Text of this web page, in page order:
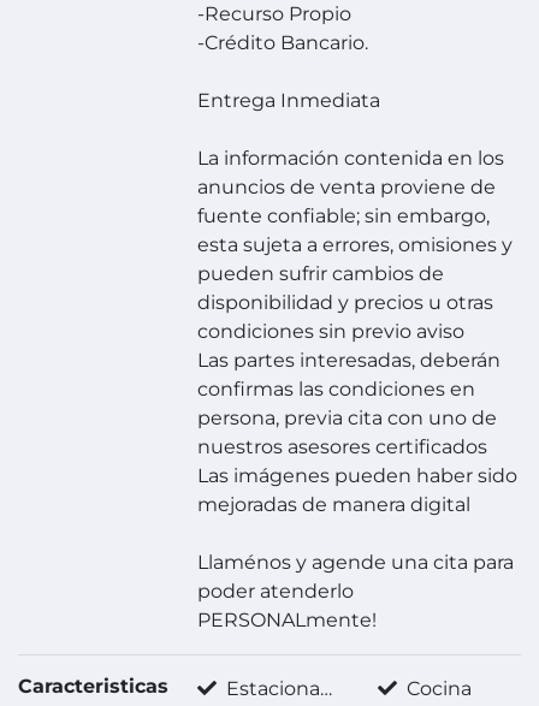
-Recurso Propio
-Crédito Bancario.
Entrega Inmediata
La información contenida en los
anuncios de venta proviene de
fuente confiable; sin embargo,
esta sujeta a errores, omisiones y
pueden sufrir cambios de
disponibilidad y precios u otras
condiciones sin previo aviso
Las partes interesadas, deberán
confirmas las condiciones en
persona, previa cita con uno de
nuestros asesores certificados
Las imágenes pueden haber sido
mejoradas de manera digital
Llaménos y agende una cita para
poder atenderlo
PERSONALmente!
Caracteristicas Estacionamiento techado Cocina